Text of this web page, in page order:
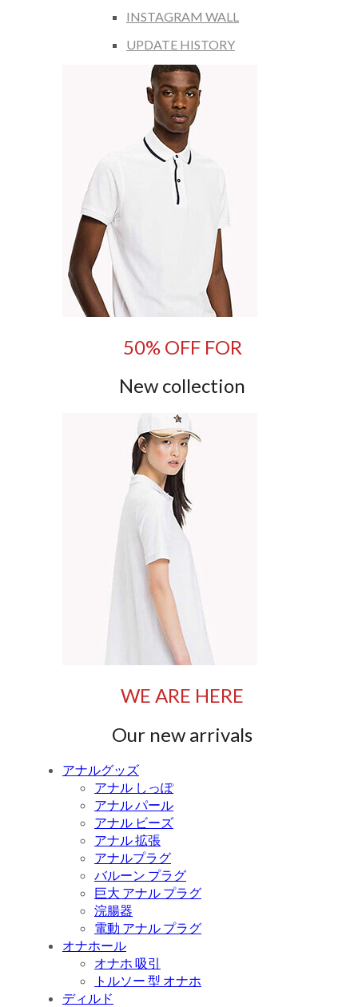
INSTAGRAM WALL
UPDATE HISTORY
50% OFF FOR
New collection
WE ARE HERE
Our new arrivals
アナルグッズ
アナル しっぽ
アナル パール
アナル ビーズ
アナル 拡張
アナルプラグ
バルーン プラグ
巨大 アナル プラグ
浣腸器
電動 アナル プラグ
オナホール
オナホ 吸引
トルソー 型 オナホ
ディルド